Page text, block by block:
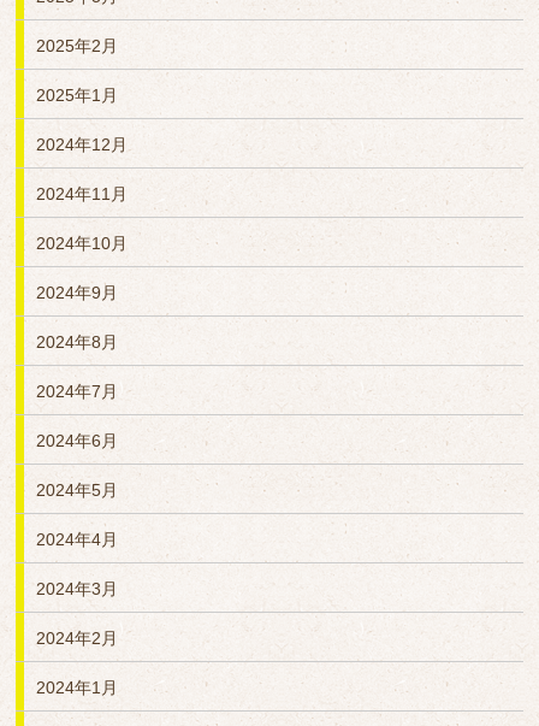
2025年2月
2025年1月
2024年12月
2024年11月
2024年10月
2024年9月
2024年8月
2024年7月
2024年6月
2024年5月
2024年4月
2024年3月
2024年2月
2024年1月